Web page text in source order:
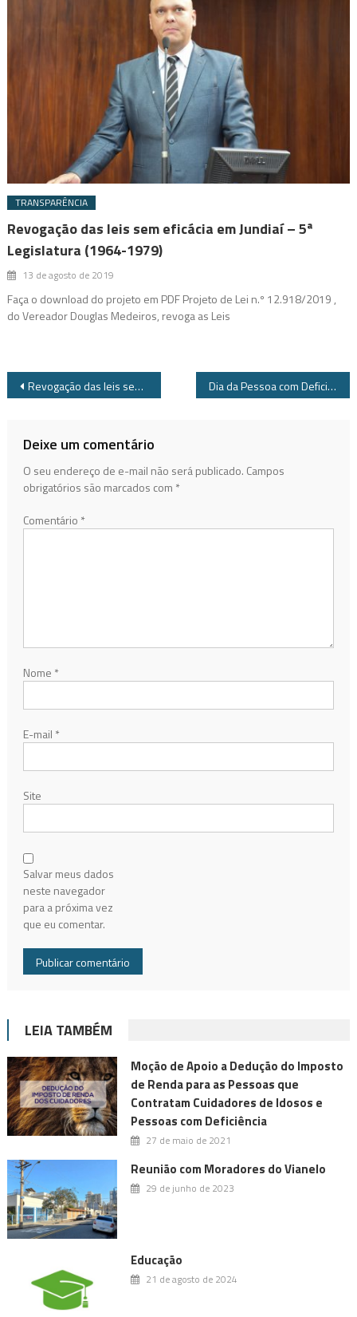
TRANSPARÊNCIA
Revogação das leis sem eficácia em Jundiaí – 5ª
Legislatura (1964-1979)
13 de agosto de 2019
Faça o download do projeto em PDF Projeto de Lei n.º 12.918/2019 ,
do Vereador Douglas Medeiros, revoga as Leis
Navegação
Post
Revogação das leis sem eficácia em Jundiaí – 8ª Legislatura (1977-1983) Dia da Pessoa com Deficiência
Deixe um comentário
O seu endereço de e-mail não será publicado. Campos
obrigatórios são marcados com *
Comentário *
Nome *
E-mail *
Site
Salvar meus dados
neste navegador
para a próxima vez
que eu comentar.
LEIA TAMBÉM
Moção de Apoio a Dedução do Imposto
de Renda para as Pessoas que
Contratam Cuidadores de Idosos e
Pessoas com Deficiência
27 de maio de 2021
Reunião com Moradores do Vianelo
29 de junho de 2023
Educação
21 de agosto de 2024